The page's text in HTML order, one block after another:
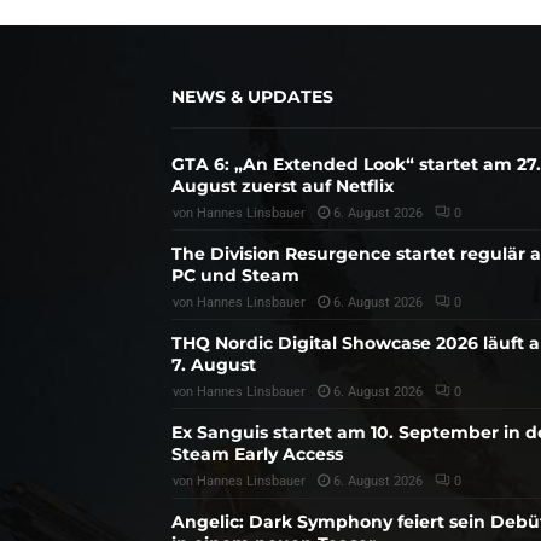
NEWS & UPDATES
GTA 6: „An Extended Look“ startet am 27.
August zuerst auf Netflix
von Hannes Linsbauer 6. August 2026 0
The Division Resurgence startet regulär
PC und Steam
von Hannes Linsbauer 6. August 2026 0
THQ Nordic Digital Showcase 2026 läuft
7. August
von Hannes Linsbauer 6. August 2026 0
Ex Sanguis startet am 10. September in
Steam Early Access
von Hannes Linsbauer 6. August 2026 0
Angelic: Dark Symphony feiert sein